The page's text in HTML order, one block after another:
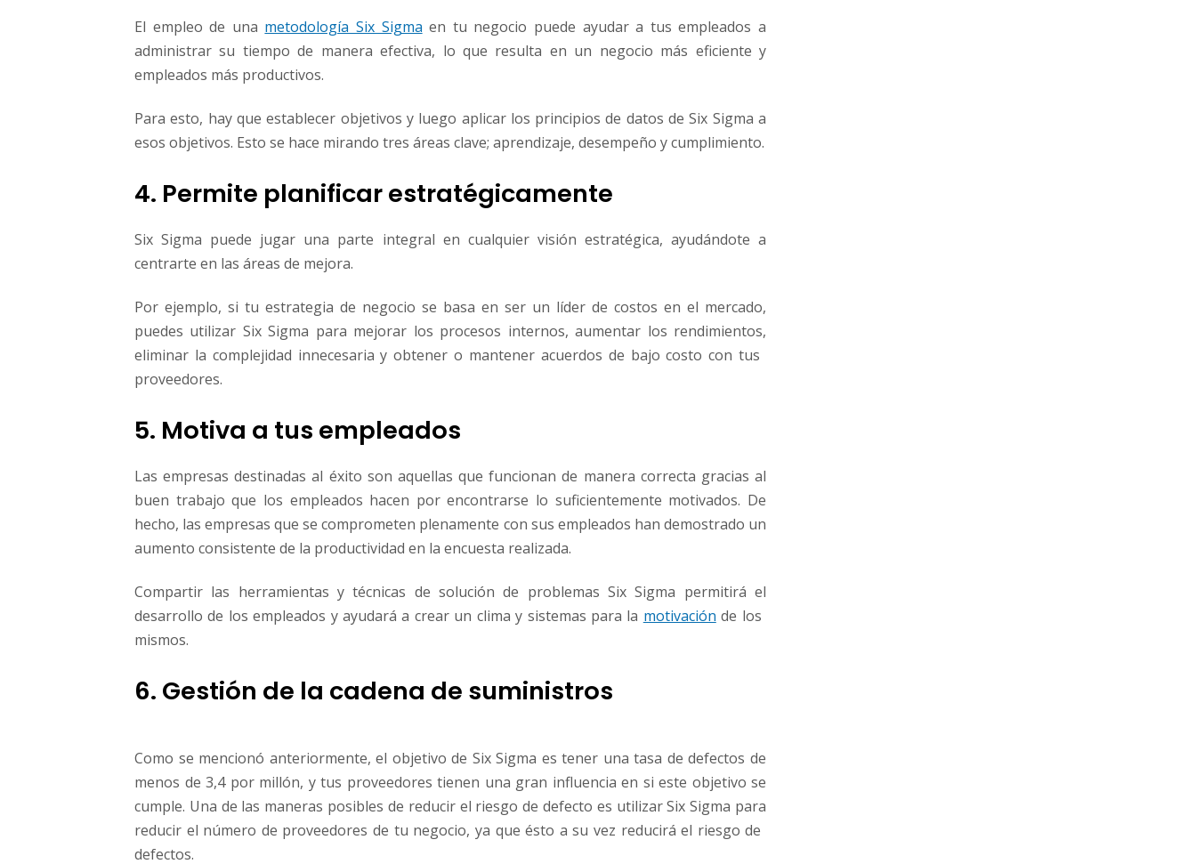
El empleo de una metodología Six Sigma en tu negocio puede ayudar a tus empleados a
administrar su tiempo de manera efectiva, lo que resulta en un negocio más eficiente y
empleados más​ ​productivos.​
Para esto, hay que establecer objetivos y luego aplicar los principios de datos de Six Sigma a
esos objetivos.​ ​Esto​ ​se​ ​hace​ ​mirando​ ​tres​ ​áreas​ ​clave;​ ​aprendizaje,​ ​desempeño​ ​y​ ​cumplimiento.
4. Permite planificar estratégicamente
Six Sigma puede jugar una parte integral en cualquier visión estratégica, ayudándote a
centrarte en las​ ​áreas​ ​de​ ​mejora.​
Por ejemplo, si tu estrategia de negocio se basa en ser un líder de costos en el mercado,
puedes utilizar Six Sigma para mejorar los procesos internos, aumentar los rendimientos,
eliminar la complejidad​ ​innecesaria​ ​y​ ​obtener​ ​o​ ​mantener​ ​acuerdos​ ​de​ ​bajo​ ​costo​ ​con​ ​tus​ ​
proveedores.
5. Motiva a tus empleados
Las empresas destinadas al éxito son aquellas que funcionan de manera correcta gracias al
buen trabajo que los empleados hacen por encontrarse lo suficientemente motivados. De
hecho, las empresas que se comprometen plenamente con sus empleados han demostrado un
aumento consistente​ ​de​ ​la​ ​productividad​ ​en​ ​la​ ​encuesta​ ​realizada.​
Compartir las herramientas y técnicas de solución de problemas Six Sigma permitirá el
desarrollo de los​ ​empleados​ ​y​ ​ayudará​ ​a​ ​crear​ ​un​ ​clima​ ​y​ ​sistemas​ ​para​ ​la​ ​ motivación​ ​de​ ​los​ ​
mismos.​
6. Gestión de la cadena de suministros
Como se mencionó anteriormente, el objetivo de Six Sigma es tener una tasa de defectos de
menos de 3,4 por millón, y tus proveedores tienen una gran influencia en si este objetivo se
cumple. Una de las maneras posibles de reducir el riesgo de defecto es utilizar Six Sigma para
reducir el número de proveedores​ ​de​ ​tu​ ​negocio,​ ​ya​ ​que​ ​ésto​ ​a​ ​su​ ​vez​ ​reducirá​ ​el​ ​riesgo​ ​de​ ​
defectos.​